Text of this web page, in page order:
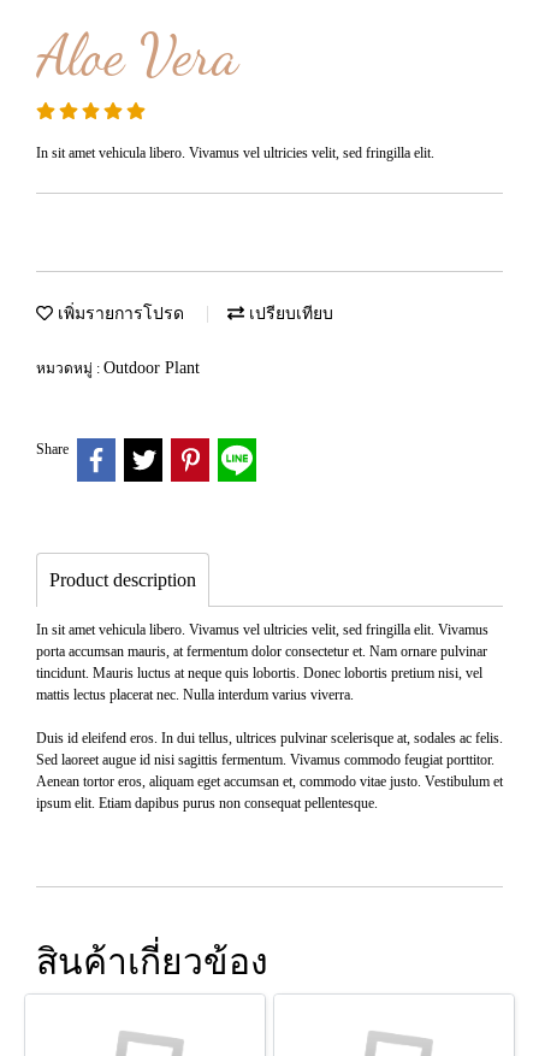
Aloe Vera
In sit amet vehicula libero. Vivamus vel ultricies velit, sed fringilla elit.
เพิ่มรายการโปรด เปรียบเทียบ
หมวดหมู่ : Outdoor Plant
Share
Product description
In sit amet vehicula libero. Vivamus vel ultricies velit, sed fringilla elit. Vivamus
porta accumsan mauris, at fermentum dolor consectetur et. Nam ornare pulvinar
tincidunt. Mauris luctus at neque quis lobortis. Donec lobortis pretium nisi, vel
mattis lectus placerat nec. Nulla interdum varius viverra.
Duis id eleifend eros. In dui tellus, ultrices pulvinar scelerisque at, sodales ac felis.
Sed laoreet augue id nisi sagittis fermentum. Vivamus commodo feugiat porttitor.
Aenean tortor eros, aliquam eget accumsan et, commodo vitae justo. Vestibulum et
ipsum elit. Etiam dapibus purus non consequat pellentesque.
สินค้าเกี่ยวข้อง